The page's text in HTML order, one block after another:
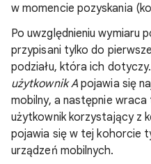
w momencie pozyskania
Po uwzględnieniu wymiaru
przypisani tylko do
podziału, która ich
użytkownik Apojawia się
mobilny, a następnie
użytkownik korzystający z
pojawia się w tej kohorcie
urządzeń mobilnych.